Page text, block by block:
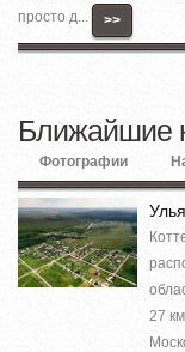
просто д...
>>
Ближайшие
Фотографии
27